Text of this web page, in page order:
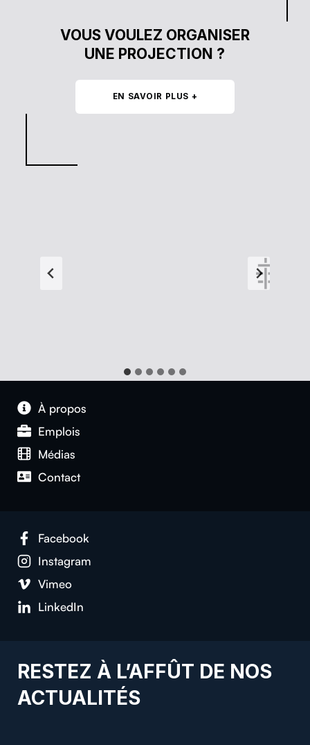
VOUS VOULEZ ORGANISER
UNE PROJECTION ?
EN SAVOIR PLUS +
À pro­pos
Emplois
Médias
Con­tact
Face­book
Insta­gram
Vimeo
LinkedIn
RESTEZ À L’AFFÛT DE NOS
ACTUALITÉS